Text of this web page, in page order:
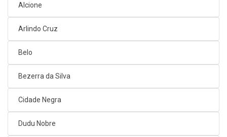
Alcione
Arlindo Cruz
Belo
Bezerra da Silva
Cidade Negra
Dudu Nobre